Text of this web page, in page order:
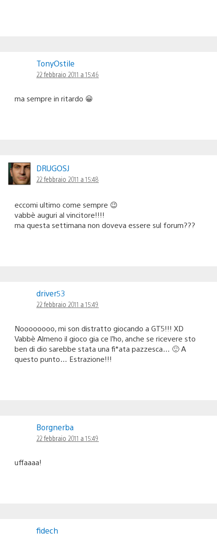
TonyOstile
22 febbraio 2011 a 15:46
ma sempre in ritardo 😀
DRUGOSJ
22 febbraio 2011 a 15:48
eccomi ultimo come sempre 😉
vabbè auguri al vincitore!!!!
ma questa settimana non doveva essere sul forum???
driver53
22 febbraio 2011 a 15:49
Noooooooo, mi son distratto giocando a GT5!!! XD
Vabbè Almeno il gioco gia ce l’ho, anche se ricevere sto
ben di dio sarebbe stata una fi*ata pazzesca… 🙂 A
questo punto… Estrazione!!!
Borgnerba
22 febbraio 2011 a 15:49
uffaaaa!
fidech